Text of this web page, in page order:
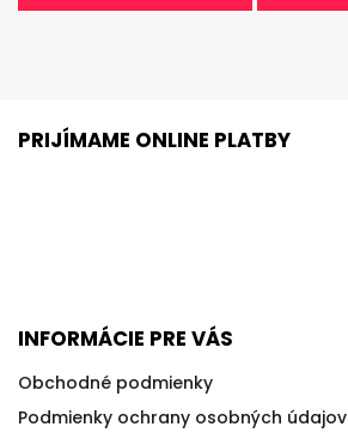
PRIJÍMAME ONLINE PLATBY
INFORMÁCIE PRE VÁS
Obchodné podmienky
Podmienky ochrany osobných údajov